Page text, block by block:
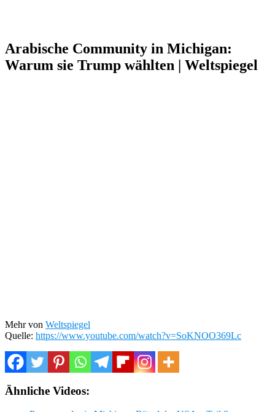
Arabische Community in Michigan:
Warum sie Trump wählten | Weltspiegel
Mehr von Weltspiegel
Quelle: https://www.youtube.com/watch?v=SoKNOO369Lc
Ähnliche Videos: